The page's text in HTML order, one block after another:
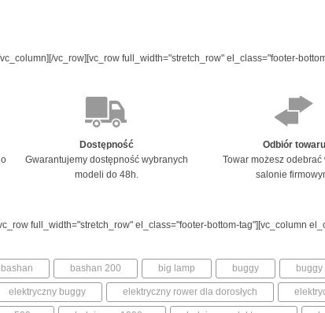
vc_row][vc_row full_width="stretch_row" el_class="footer-
Dostępność
Gwarantujemy dostępność wybranych
modeli do 48h.
Odbiór towaru
Towar możesz odebrać
salonie
full_width="stretch_row" el_class="footer-bottom-tag"][vc_column
bashan bashan 200 big lamp buggy
elektryczny buggy elektryczny rower dla dorosłych